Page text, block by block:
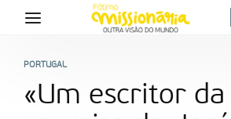
PORTUGAL
«Um escritor da